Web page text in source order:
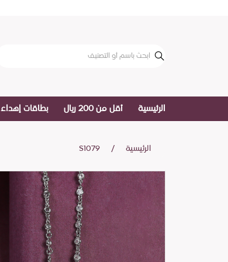
الرئيسية أقل من 200 ريال بطاقات إهداء
الرئيسية S1079